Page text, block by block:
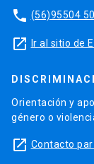
phone (56)95504
launch Ir al sitio de
Orientación y
género o
launch Contacto